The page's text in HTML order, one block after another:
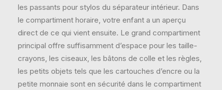
les passants pour stylos du séparateur intérieur. Dans
le compartiment horaire, votre enfant a un aperçu
direct de ce qui vient ensuite. Le grand compartiment
principal offre suffisamment d’espace pour les taille-
crayons, les ciseaux, les bâtons de colle et les règles,
les petits objets tels que les cartouches d’encre ou la
petite monnaie sont en sécurité dans le compartiment